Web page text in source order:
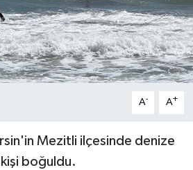
A- A+
Mezitli ilçesinde denize
boğuldu.